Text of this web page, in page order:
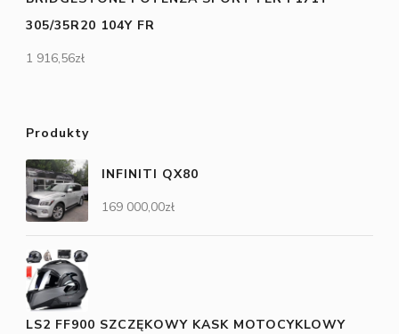
305/35R20 104Y FR
1 916,56zł
Produkty
INFINITI QX80
169 000,00zł
LS2 FF900 SZCZĘKOWY KASK MOTOCYKLOWY